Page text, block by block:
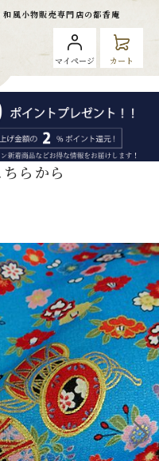
風小物販売専門店の都香庵
マイページ カート
らから